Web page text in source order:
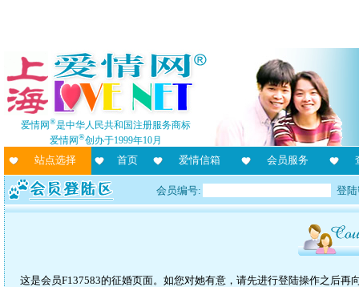
爱情网®是中华人民共和国注册服务商标
爱情网®创办于1999年10月
站点选择 首页 爱情信箱 会员服务
会员编号: 登
这是会员F137583的征婚页面。如您对她有意，请先进行登陆操作之后